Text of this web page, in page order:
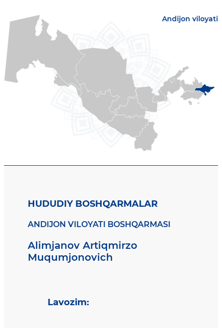
Andijon viloyati
HUDUDIY BOSHQARMALAR
ANDIJON VILOYATI BOSHQARMASI
Alimjanov Artiqmirzo
Muqumjonovich
Lavozim: